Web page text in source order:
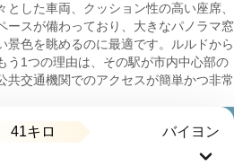
した車両、クッション性の高い座席、
ースが備わっており、大きなパノラマ窓
景色を眺めるのに最適です。ルルドから
う1つの理由は、その駅が市内中心部の
共交通機関でのアクセスが簡単かつ非常
41キロ バイヨン